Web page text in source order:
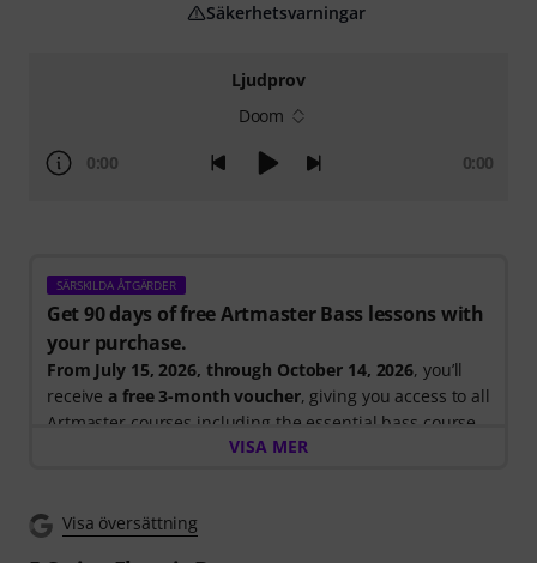
Ljudprov
Doom
0:00 0:00
SÄRSKILDA ÅTGÄRDER
Get 90 days of free Artmaster Bass lessons with
your purchase.
From July 15, 2026, through October 14, 2026, you’ll
receivea free 3-month voucher, giving you access to all
Artmaster courses including the essential bass course
designed to strengthen your groove, timing, technique
ArtMaster.com – learn directly from renowned bass
VISA MER
Visa översättning
Säkerhetsvarningar